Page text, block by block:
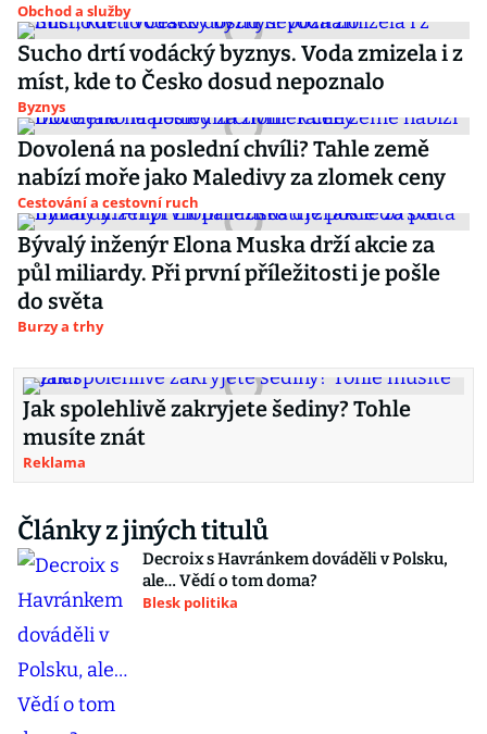
Obchod a služby
Sucho drtí vodácký byznys. Voda zmizela i z
míst, kde to Česko dosud nepoznalo
Byznys
Dovolená na poslední chvíli? Tahle země
nabízí moře jako Maledivy za zlomek ceny
Cestování a cestovní ruch
Bývalý inženýr Elona Muska drží akcie za
půl miliardy. Při první příležitosti je pošle
do světa
Burzy a trhy
Jak spolehlivě zakryjete šediny? Tohle
musíte znát
Reklama
Články z jiných titulů
Decroix s Havránkem dováděli v Polsku,
ale… Vědí o tom doma?
Blesk politika